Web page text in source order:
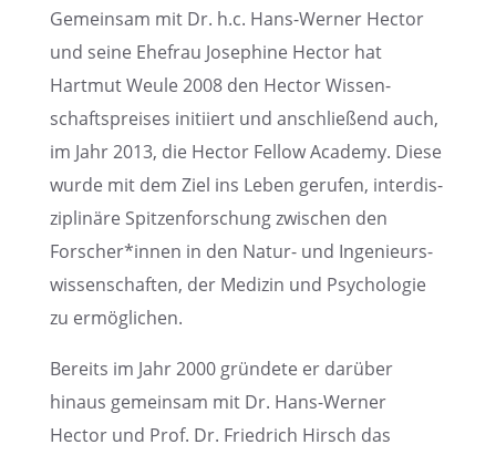
Gemein­sam mit Dr. h.c. Hans-Werner Hector
und seine Ehefrau Josephine Hector hat
Hartmut Weule 2008 den Hector Wissen­
schafts­prei­ses initi­iert und anschlie­ßend auch,
im Jahr 2013, die Hector Fellow Academy. Diese
wurde mit dem Ziel ins Leben gerufen, inter­dis­
zi­pli­näre Spitzen­for­schung zwischen den
Forscher*innen in den Natur- und Ingenieurs­
wis­sen­schaf­ten, der Medizin und Psycho­lo­gie
zu ermöglichen.
Bereits im Jahr 2000 gründete er darüber
hinaus gemein­sam mit Dr. Hans-Werner
Hector und Prof. Dr. Fried­rich Hirsch das